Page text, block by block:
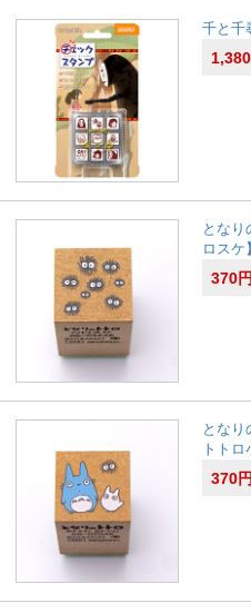
千と千
1,380
とな
ロスケ】
370円
とな
トトロ
370円